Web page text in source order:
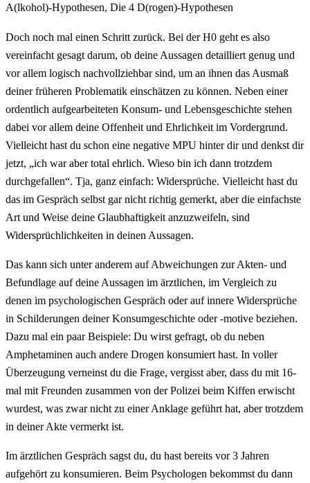
A(lkohol)-Hypothesen, Die 4 D(rogen)-Hypothesen
Doch noch mal einen Schritt zurück. Bei der H0 geht es also
vereinfacht gesagt darum, ob deine Aussagen detailliert genug und
vor allem logisch nachvollziehbar sind, um an ihnen das Ausmaß
deiner früheren Problematik einschätzen zu können. Neben einer
ordentlich aufgearbeiteten Konsum- und Lebensgeschichte stehen
dabei vor allem deine Offenheit und Ehrlichkeit im Vordergrund.
Vielleicht hast du schon eine negative MPU hinter dir und denkst dir
jetzt, „ich war aber total ehrlich. Wieso bin ich dann trotzdem
durchgefallen“. Tja, ganz einfach: Widersprüche. Vielleicht hast du
das im Gespräch selbst gar nicht richtig gemerkt, aber die einfachste
Art und Weise deine Glaubhaftigkeit anzuzweifeln, sind
Widersprüchlichkeiten in deinen Aussagen.
Das kann sich unter anderem auf Abweichungen zur Akten- und
Befundlage auf deine Aussagen im ärztlichen, im Vergleich zu
denen im psychologischen Gespräch oder auf innere Widersprüche
in Schilderungen deiner Konsumgeschichte oder -motive beziehen.
Dazu mal ein paar Beispiele: Du wirst gefragt, ob du neben
Amphetaminen auch andere Drogen konsumiert hast. In voller
Überzeugung verneinst du die Frage, vergisst aber, dass du mit 16-
mal mit Freunden zusammen von der Polizei beim Kiffen erwischt
wurdest, was zwar nicht zu einer Anklage geführt hat, aber trotzdem
in deiner Akte vermerkt ist.
Im ärztlichen Gespräch sagst du, du hast bereits vor 3 Jahren
aufgehört zu konsumieren. Beim Psychologen bekommst du dann